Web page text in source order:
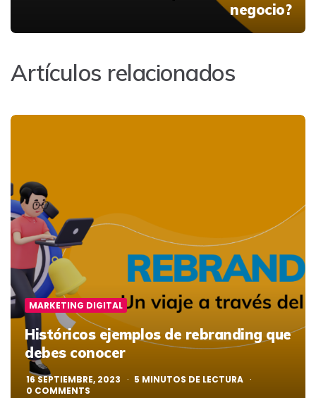
negocio?
Artículos relacionados
MARKETING DIGITAL
Históricos ejemplos de rebranding que
debes conocer
16 SEPTIEMBRE, 2023 5 MINUTOS DE LECTURA
0 COMMENTS